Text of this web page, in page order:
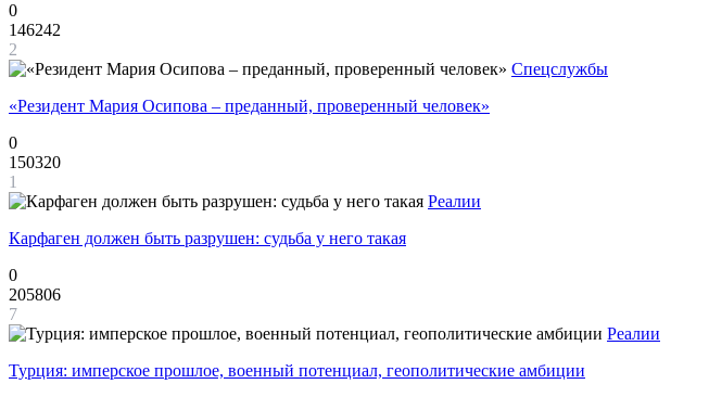
0
146242
2
Спецслужбы
«Резидент Мария Осипова – преданный, проверенный человек»
0
150320
1
Реалии
Карфаген должен быть разрушен: судьба у него такая
0
205806
7
Реалии
Турция: имперское прошлое, военный потенциал, геополитические амбиции